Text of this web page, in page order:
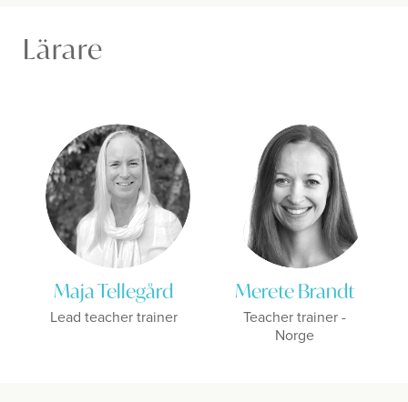
Lärare
Maja Tellegård
Lead teacher trainer
Merete Brandt
Teacher trainer -
Norge